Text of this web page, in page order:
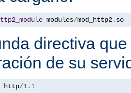
modules/mod_http2. so
directiva
de su
http/1.1